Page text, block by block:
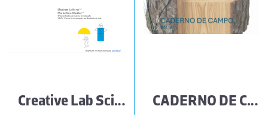
Creative Lab Sci&Math I O meu chapéu! Aprender sobre as instituições e os serviços CADERNO DE CAMPO | Estrutura Secundária e Crescimento Secundário em Plantas Vasculares – Como crescem as árvores (Vol. VII)